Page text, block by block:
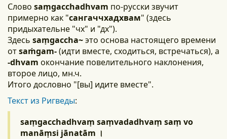
Слово saṃgacchadhvam по-русски звучит
примерно как "сангаччхадхвам" (здесь
придыхательне "чх" и "дх").
Здесь saṃgaccha~это основа настоящего времени
отsaṁgam-(идти вместе, сходиться, встречаться), а
-dhvam окончание повелительного наклонения,
второе лицо, мн.ч.
Итого дословно "[вы] идите вместе".
Текст из Ригведы:
saṃgacchadhvaṃ saṃvadadhvaṃ saṃ vo
manāṃsi jānatām ।